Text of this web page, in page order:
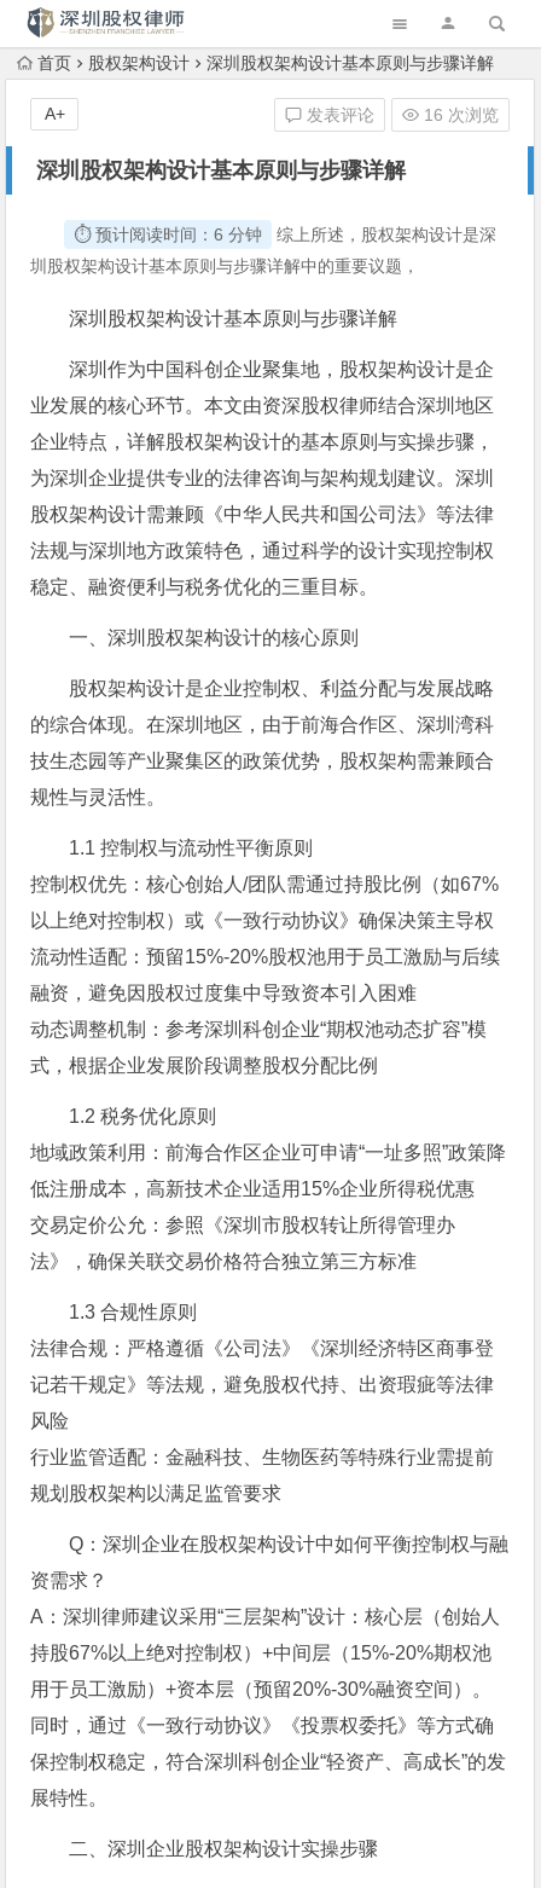
首页 股权架构设计 深圳股权架构设计基本原则与步骤详解
深圳股权架构设计基本原则与步骤详解
发表评论 16 次浏览
A+
⏱️ 预计阅读时间：6 分钟
综上所述，股权架构设计是深
圳股权架构设计基本原则与步骤详解中的重要议题，
深圳股权架构设计基本原则与步骤详解
深圳作为中国科创企业聚集地，股权架构设计是企
业发展的核心环节。本文由资深股权律师结合深圳地区
企业特点，详解股权架构设计的基本原则与实操步骤，
为深圳企业提供专业的法律咨询与架构规划建议。深圳
股权架构设计需兼顾《中华人民共和国公司法》等法律
法规与深圳地方政策特色，通过科学的设计实现控制权
稳定、融资便利与税务优化的三重目标。
一、深圳股权架构设计的核心原则
股权架构设计是企业控制权、利益分配与发展战略
的综合体现。在深圳地区，由于前海合作区、深圳湾科
技生态园等产业聚集区的政策优势，股权架构需兼顾合
规性与灵活性。
1.1 控制权与流动性平衡原则
控制权优先：核心创始人/团队需通过持股比例（如67%
以上绝对控制权）或《一致行动协议》确保决策主导权
流动性适配：预留15%-20%股权池用于员工激励与后续
融资，避免因股权过度集中导致资本引入困难
动态调整机制：参考深圳科创企业“期权池动态扩容”模
式，根据企业发展阶段调整股权分配比例
1.2 税务优化原则
地域政策利用：前海合作区企业可申请“一址多照”政策降
低注册成本，高新技术企业适用15%企业所得税优惠
交易定价公允：参照《深圳市股权转让所得管理办
法》，确保关联交易价格符合独立第三方标准
1.3 合规性原则
法律合规：严格遵循《公司法》《深圳经济特区商事登
记若干规定》等法规，避免股权代持、出资瑕疵等法律
风险
行业监管适配：金融科技、生物医药等特殊行业需提前
规划股权架构以满足监管要求
Q：深圳企业在股权架构设计中如何平衡控制权与融
资需求？
A：深圳律师建议采用“三层架构”设计：核心层（创始人
持股67%以上绝对控制权）+中间层（15%-20%期权池
用于员工激励）+资本层（预留20%-30%融资空间）。
同时，通过《一致行动协议》《投票权委托》等方式确
保控制权稳定，符合深圳科创企业“轻资产、高成长”的发
展特性。
二、深圳企业股权架构设计实操步骤